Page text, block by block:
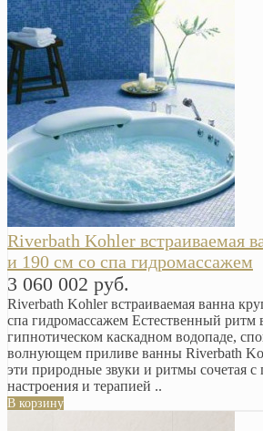
Riverbath Kohler встраиваемая
и 190 см со спа гидромассажем
3 060 002 руб.
Riverbath Kohler встраиваемая ванна
спа гидромассажем Естественный ритм
гипнотическом каскадном водопаде,
волнующем приливе ванны Riverbath
эти природные звуки и ритмы сочетая
настроения и терапией ..
В корзину